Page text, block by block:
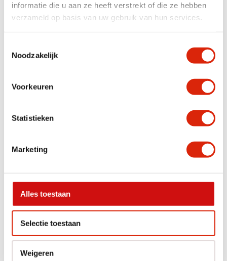
informatie die u aan ze heeft verstrekt of die ze hebben
verzameld op basis van uw gebruik van hun services.
Noodzakelijk
Voorkeuren
Statistieken
Marketing
Alles toestaan
Selectie toestaan
Weigeren
Boomstal schijf wortel teak
schijf
Nog 1 op voorraad
275,00